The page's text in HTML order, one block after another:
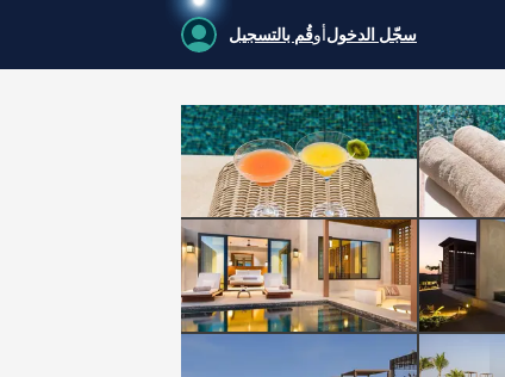
سجّل الدخولأوقُم بالتسجيل